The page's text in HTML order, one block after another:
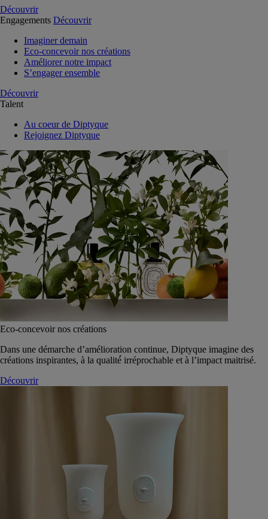
Découvrir
Engagements Découvrir
Imaginer demain
Eco-concevoir nos créations
Améliorer notre impact
S’engager ensemble
Découvrir
Talent
Au coeur de Diptyque
Rejoignez Diptyque
Eco-concevoir nos créations
Dans une démarche d’amélioration continue, Diptyque imagine des
créations inspirantes, à la qualité́ irréprochable et à l’impact maitrisé.
Découvrir